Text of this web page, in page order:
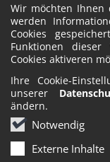
Wir möchten Ihnen
werden
Cookies
Funktionen dieser
Cookies aktiveren
Ihre Cookie-
unserer
ändern.
Notwendig
Externe Inhalte